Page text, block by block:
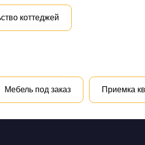
коттеджей
Мебель под заказ Приемка